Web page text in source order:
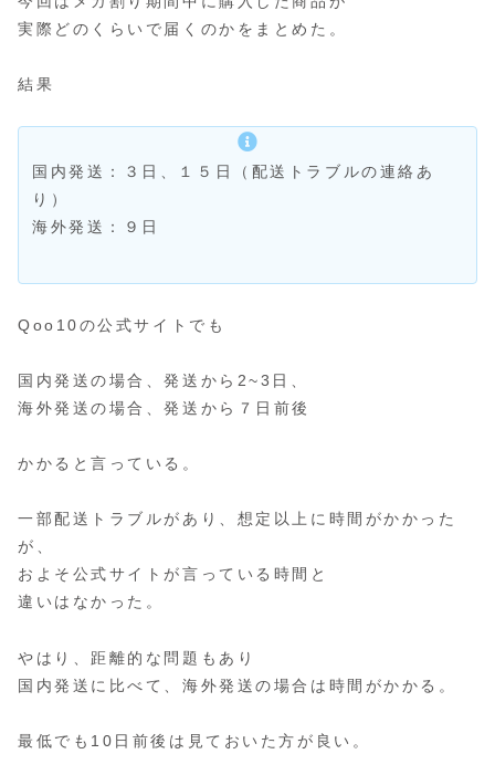
実際どのくらいで届くのかをまとめた。
結果
国内発送：３日、１５日（配送トラブルの連絡あ
り）
海外発送：９日
Qoo10の公式サイトでも
国内発送の場合、発送から2~3日、
海外発送の場合、発送から７日前後
かかると言っている。
一部配送トラブルがあり、想定以上に時間がかかった
が、
およそ公式サイトが言っている時間と
違いはなかった。
やはり、距離的な問題もあり
国内発送に比べて、海外発送の場合は時間がかかる。
最低でも10日前後は見ておいた方が良い。